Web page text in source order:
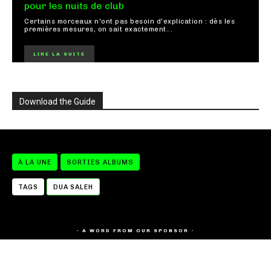
pour les nuits de club
Certains morceaux n'ont pas besoin d'explication : dès les
premières mesures, on sait exactement...
LIRE LA SUITE
Download the Guide
À LA UNE SORTIES ALBUMS
TAGS DUA SALEH
- A WORD FROM OUR SPONSOR -